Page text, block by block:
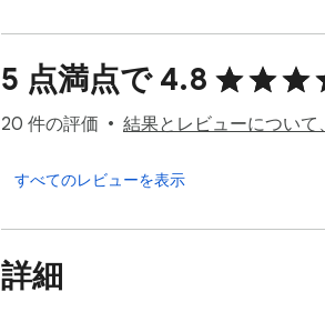
- Glasses: Explore an extensive
- Hair: Discover a multitude of
- Mouths: Express yourself with an
- Tattoos: Make a bold statement with
simply someone who wants to add a
endless possibilities. Unleash your
あなたはオンライン上で革命を起こせ
5 点満点で 4.8
20 件の評価 結果とレビューについて
すべてのレビューを表示
詳細